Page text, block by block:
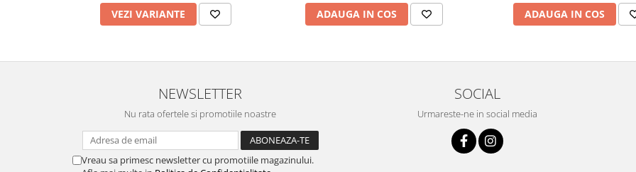
VEZI VARIANTE ADAUGA IN COS ADAUGA IN COS
NEWSLETTER
Nu rata ofertele si promotiile noastre
Vreau sa primesc newsletter cu promotiile magazinului.
SOCIAL
Urmareste-ne in social media